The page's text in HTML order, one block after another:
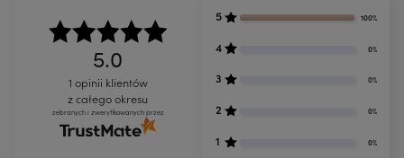
5.0
1 opinii klientów
z całego okresu
zebranych i zweryfikowanych przez
5 100%
4 0%
3 0%
2 0%
1 0%